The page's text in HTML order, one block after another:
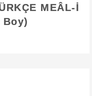
MEÂL-İ
Boy)